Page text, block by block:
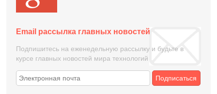
Email рассылка главных новостей
Подпишитесь на еженедельную рассылку и будьте в
курсе главных новостей мира технологий
Подписаться